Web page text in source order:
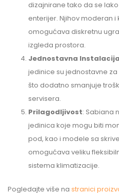
dizajnirane tako da se
enterijer. Njihov moderan
omogućava diskretnu
izgleda prostora.
Jednostavna
jedinice su jednostavne
što dodatno smanjuje
servisera.
Prilagodljivost: Sabiana
jedinica koje mogu biti
pod, kao i modele sa
omogućava veliku
sistema klimatizacije.
Pogledajte više na stranici